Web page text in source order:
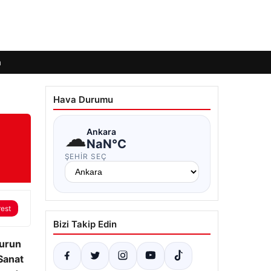
Hava Durumu
☁Ankara
NaN°C
ŞEHIR SEÇ
Bizi Takip Edin